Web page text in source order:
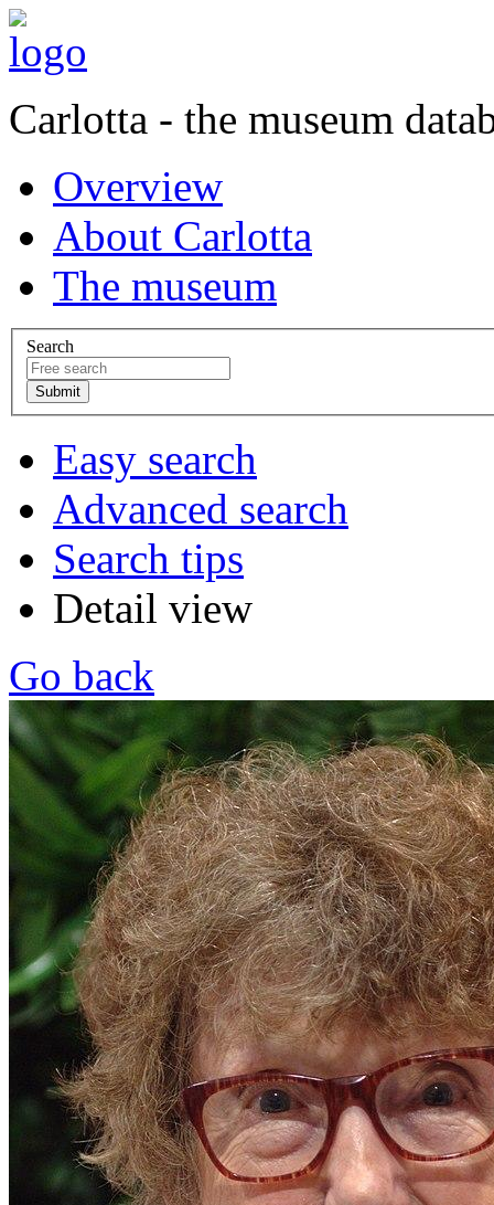
Carlotta - the museum
Overview
About Carlotta
The museum
Search
Easy search
Advanced search
Search tips
Detail view
Go back